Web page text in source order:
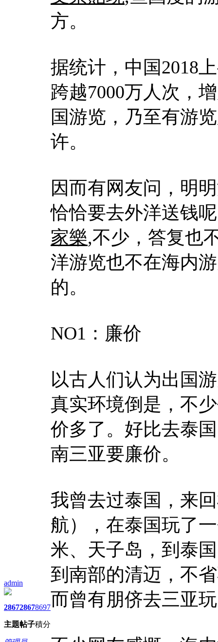
admin
2867
主題
2867
帖子
8697
積分
方。
据统计，中国2018
跨越7000万人次，
国游览，乃至有游
许。
因而有网友问，明
恰恰要去外洋送钱
家樂,不少，答复也
洋游览也不在海内
的。
NO1：廉价
以古人们认为出国
真实环境倒是，不
价多了。好比去泰
南三亚要廉价。
我曾去过泰国，来
航），在泰国玩了
米、天子岛，到泰
到南部的清迈，不
而曾有朋侪去三亚